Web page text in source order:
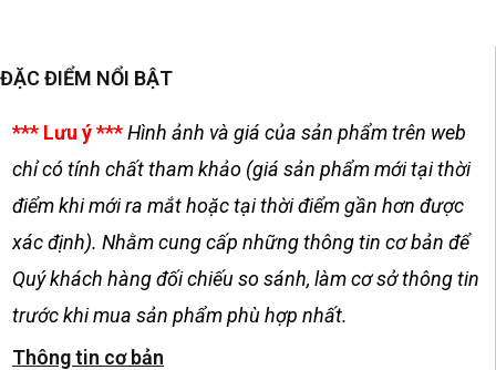
ĐẶC ĐIỂM NỔI BẬT
*** Lưu ý ***Hình ảnh và giá của sản phẩm trên web
chỉ có tính chất tham khảo (giá sản phẩm mới tại thời
điểm khi mới ra mắt hoặc tại thời điểm gần hơn được
xác định). Nhằm cung cấp những thông tin cơ bản để
Quý khách hàng đối chiếu so sánh, làm cơ sở thông tin
trước khi mua sản phẩm phù hợp nhất.
Thông tin cơ bản